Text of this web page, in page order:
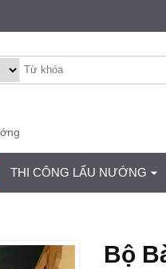
THI CÔNG LẨU NƯỚNG
Bộ